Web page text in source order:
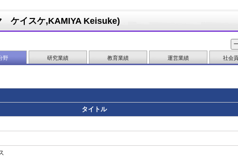
ケイスケ,KAMIYA Keisuke)
野 研究業績 教育業績 運営業績 社会
タイトル